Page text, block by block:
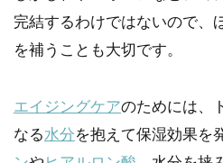
完結するわけではないので、
を補うことも大切です。
エイジングケアのためには、
なる水分を抱えて保湿効果を